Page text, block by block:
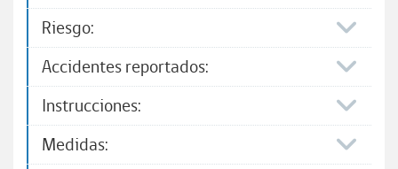
Riesgo:
Accidentes reportados:
Instrucciones:
Medidas: